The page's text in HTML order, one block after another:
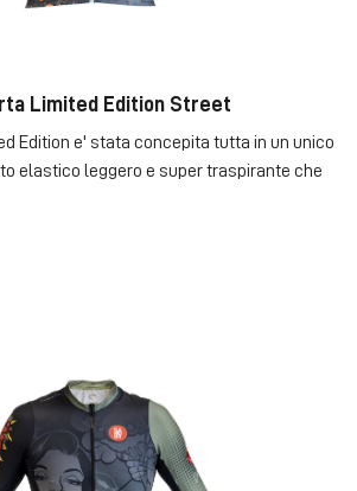
Limited Edition Street
Edition e' stata concepita tutta in un unico
elastico leggero e super traspirante che